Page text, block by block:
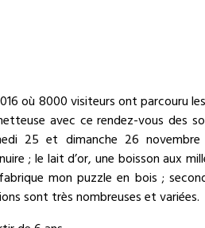
où 8000 visiteurs ont parcouru
avec ce rendez-vous des
25 et dimanche 26 novembre
; le lait d’or, une boisson aux
mon puzzle en bois ;
sont très nombreuses et variées.